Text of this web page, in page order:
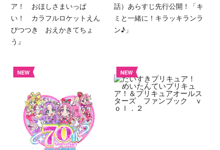
ア！ おほしさまいっぱ
い！ カラフルロケットえん
ぴつつき おえかきてちょ
う』
話）あらすじ先行公開！「キ
ミと一緒に！キラッキランラ
ン♪」
NEW NEW